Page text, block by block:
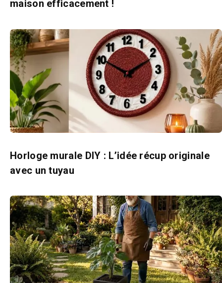
maison efficacement !
Horloge murale DIY : L’idée récup originale
avec un tuyau